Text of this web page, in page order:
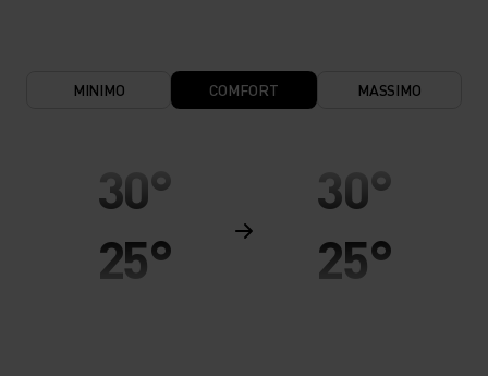
MINIMO COMFORT MASSIMO
30°
25°
30°
25°